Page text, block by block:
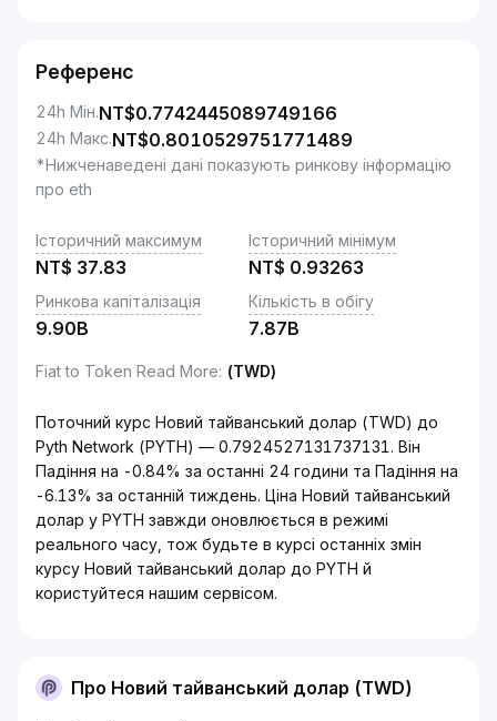
Референс
24h Мін.NT$0.7742445089749166
24h Макс.NT$0.8010529751771489
*Нижченаведені дані показують ринкову інформацію
про eth
Історичний максимум
NT$ 37.83
Історичний мінімум
NT$ 0.93263
Ринкова капіталізація
9.90B
Кількість в обігу
7.87B
Fiat to Token Read More: (TWD)
Поточний курс Новий тайванський долар (TWD) до
Pyth Network (PYTH) — 0.7924527131737131. Він
Падіння на -0.84% за останні 24 години та Падіння на
-6.13% за останній тиждень. Ціна Новий тайванський
долар у PYTH завжди оновлюється в режимі
реального часу, тож будьте в курсі останніх змін
курсу Новий тайванський долар до PYTH й
користуйтеся нашим сервісом.
Про Новий тайванський долар (TWD)